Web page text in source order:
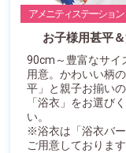
アメニティステーション
お子様用甚平
90cm～豊富なサイ
用意。かわいい柄
平」と親子お揃い
「浴衣」をお選び
い。
※浴衣は「浴衣バ
ご用意しております